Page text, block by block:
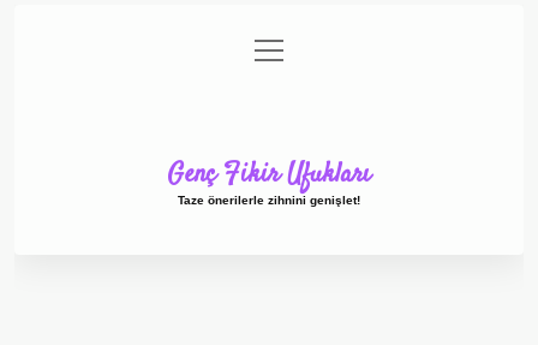
Gizlilik Politikası
menüyü
aç
Genç Fikir Ufukları
Taze önerilerle zihnini genişlet!